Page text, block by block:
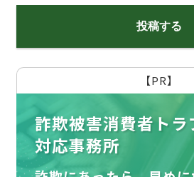
【PR】
詐欺被害消費者トラ
対応事務所